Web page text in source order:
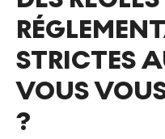
STRICTES
VOUS
?